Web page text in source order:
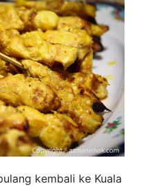
kembali ke Kuala